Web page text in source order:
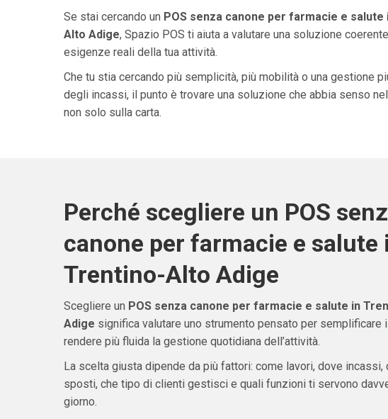
Se stai cercando un POS senza canone per farmacie e salute
Alto Adige, Spazio POS ti aiuta a valutare una soluzione
esigenze reali della tua attività.
Che tu stia cercando più semplicità, più mobilità o una gestione
degli incassi, il punto è trovare una soluzione che abbia senso
non solo sulla carta.
Perché scegliere un POS
canone per farmacie e salute
Trentino-Alto Adige
Scegliere un POS senza canone per farmacie e salute in
Adige significa valutare uno strumento pensato per semplificare
rendere più fluida la gestione quotidiana dell’attività.
La scelta giusta dipende da più fattori: come lavori, dove incassi,
sposti, che tipo di clienti gestisci e quali funzioni ti servono
giorno.